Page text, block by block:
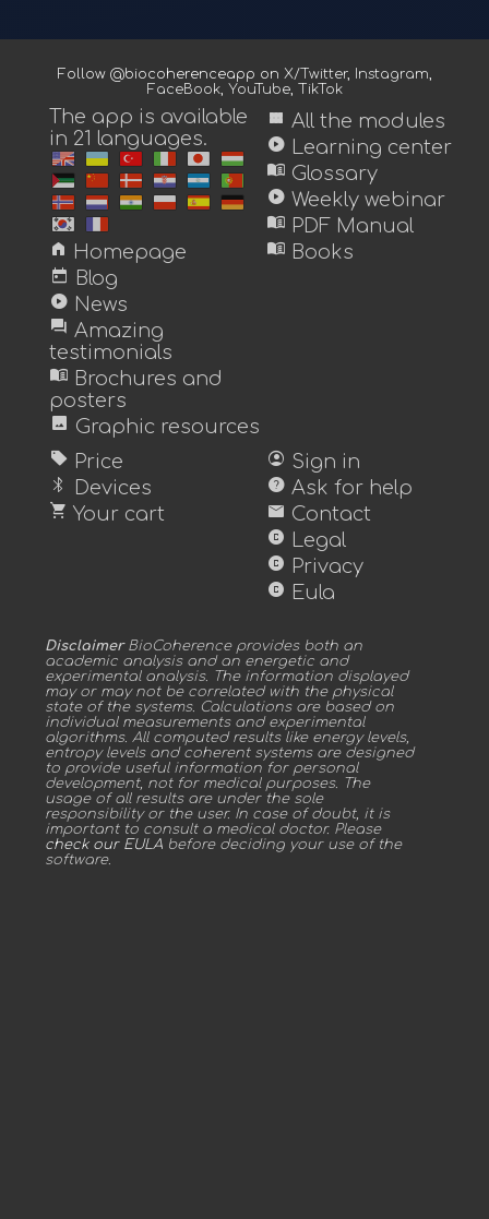
Follow @biocoherenceapp on X/Twitter, Instagram,
FaceBook, YouTube, TikTok
The app is available
in 21 languages.
home Homepage
today Blog
play_circle News
forum Amazing
testimonials
menu_book Brochures and
posters
image Graphic resources
view_module All the modules
play_circle Learning center
menu_book Glossary
play_circle Weekly webinar
menu_book PDF Manual
menu_book Books
sell Price
bluetooth Devices
shopping_cart Your cart
account_circle Sign in
help Ask for help
mail Contact
copyright Legal
copyright Privacy
copyright Eula
DisclaimerBioCoherence provides both an
academic analysis and an energetic and
experimental analysis. The information displayed
may or may not be correlated with the physical
state of the systems. Calculations are based on
individual measurements and experimental
algorithms. All computed results like energy levels,
entropy levels and coherent systems are designed
to provide useful information for personal
development, not for medical purposes. The
usage of all results are under the sole
responsibility or the user. In case of doubt, it is
important to consult a medical doctor. Please
check our EULA before deciding your use of the
software.